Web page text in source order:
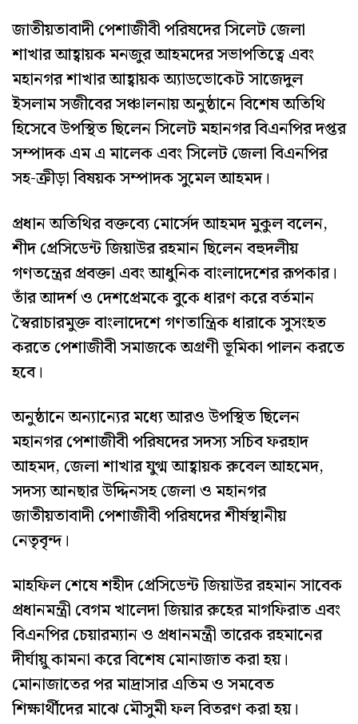
জাতীয়তাবাদী পেশাজীবী পরিষদের সিলেট জেলা
শাখার আহ্বায়ক মনজুর আহমদের সভাপতিত্বে এবং
মহানগর শাখার আহ্বায়ক অ্যাডভোকেট সাজেদুল
ইসলাম সজীবের সঞ্চালনায় অনুষ্ঠানে বিশেষ অতিথি
হিসেবে উপস্থিত ছিলেন সিলেট মহানগর বিএনপির দপ্তর
সম্পাদক এম এ মালেক এবং সিলেট জেলা বিএনপির
সহ-ক্রীড়া বিষয়ক সম্পাদক সুমেল আহমদ।
প্রধান অতিথির বক্তব্যে মোর্সেদ আহমদ মুকুল বলেন,
শীদ প্রেসিডেন্ট জিয়াউর রহমান ছিলেন বহুদলীয়
গণতন্ত্রের প্রবক্তা এবং আধুনিক বাংলাদেশের রূপকার।
তাঁর আদর্শ ও দেশপ্রেমকে বুকে ধারণ করে বর্তমান
স্বৈরাচারমুক্ত বাংলাদেশে গণতান্ত্রিক ধারাকে সুসংহত
করতে পেশাজীবী সমাজকে অগ্রণী ভূমিকা পালন করতে
হবে।
অনুষ্ঠানে অন্যান্যের মধ্যে আরও উপস্থিত ছিলেন
মহানগর পেশাজীবী পরিষদের সদস্য সচিব ফরহাদ
আহমদ, জেলা শাখার যুগ্ম আহ্বায়ক রুবেল আহমেদ,
সদস্য আনছার উদ্দিনসহ জেলা ও মহানগর
জাতীয়তাবাদী পেশাজীবী পরিষদের শীর্ষস্থানীয়
নেতৃবৃন্দ।
মাহফিল শেষে শহীদ প্রেসিডেন্ট জিয়াউর রহমান সাবেক
প্রধানমন্ত্রী বেগম খালেদা জিয়ার রুহের মাগফিরাত এবং
বিএনপির চেয়ারম্যান ও প্রধানমন্ত্রী তারেক রহমানের
দীর্ঘায়ু কামনা করে বিশেষ মোনাজাত করা হয়।
মোনাজাতের পর মাদ্রাসার এতিম ও সমবেত
শিক্ষার্থীদের মাঝে মৌসুমী ফল বিতরণ করা হয়।